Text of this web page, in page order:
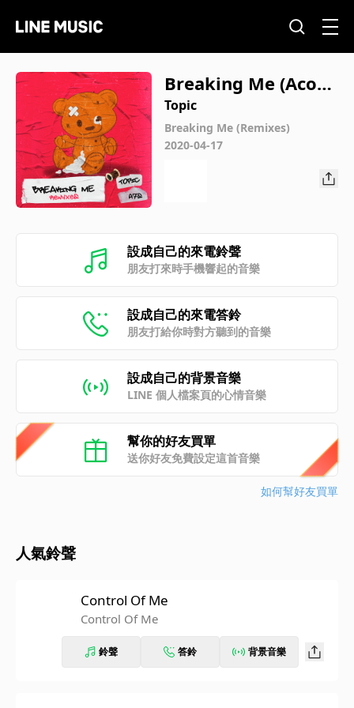
Breaking Me (Acous
tic Version)
Topic
Breaking Me (Remixes)
2020-04-17
設成自己的來電鈴聲
朋友打來時手機響起的音樂
設成自己的來電答鈴
朋友打給你時對方聽到的音樂
設成自己的背景音樂
LINE 個人檔案頁的心情音樂
幫你的好友買單
送你好友免費設定這首音樂
如何幫好友買單
人氣鈴聲
Control Of Me
Control Of Me
鈴聲 答鈴 背景音樂